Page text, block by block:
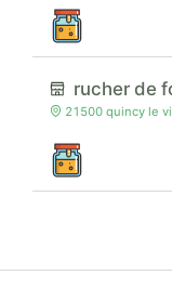
rucher de
21500 quincy le